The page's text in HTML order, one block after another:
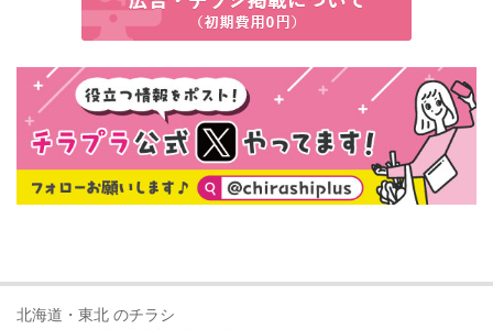
北海道・東北 のチラシ